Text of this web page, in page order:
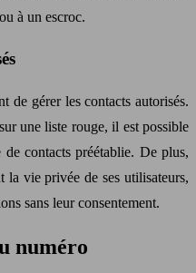
à un escroc.
de gérer les contacts autorisés.
une liste rouge, il est possible
contacts préétablie. De plus,
la vie privée de ses utilisateurs,
sans leur consentement.
numéro